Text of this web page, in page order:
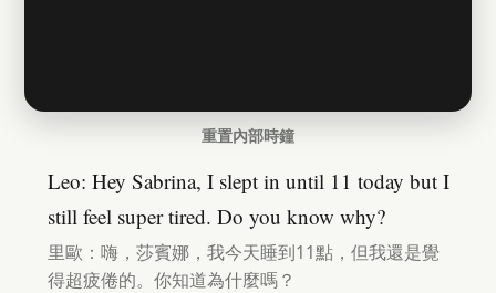
重置內部時鐘
Leo: Hey Sabrina, I slept in until 11 today but I
still feel super tired. Do you know why?
里歐：嗨，莎賓娜，我今天睡到11點，但我還是覺
得超疲倦的。你知道為什麼嗎？